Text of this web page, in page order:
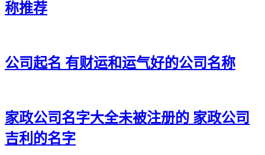
称推荐
公司起名 有财运和运气好的公司名称
家政公司名字大全未被注册的 家政公司
吉利的名字